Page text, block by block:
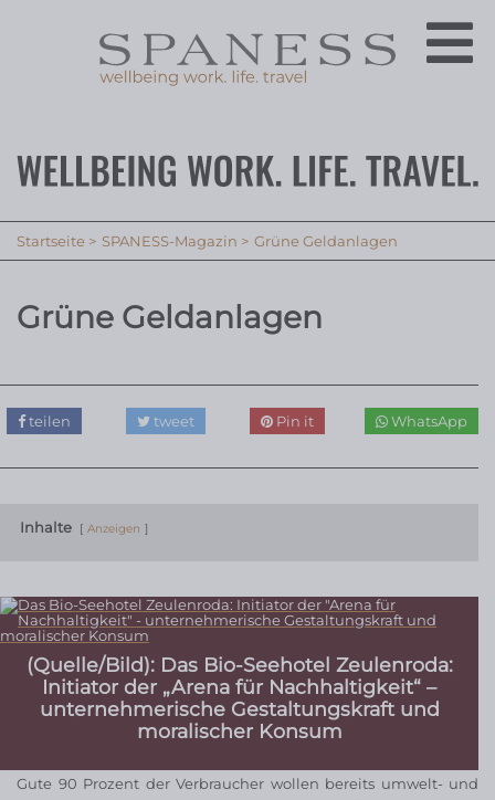
Startseite SPANESS-Magazin Grüne Geldanlagen
Grüne Geldanlagen
teilen tweet Pin it WhatsApp
Inhalte Anzeigen
(Quelle/Bild): Das Bio-Seehotel Zeulenroda:
Initiator der „Arena für Nachhaltigkeit“ –
unternehmerische Gestaltungskraft und
moralischer Konsum
Gute 90 Prozent der Verbraucher wollen bereits umwelt- und